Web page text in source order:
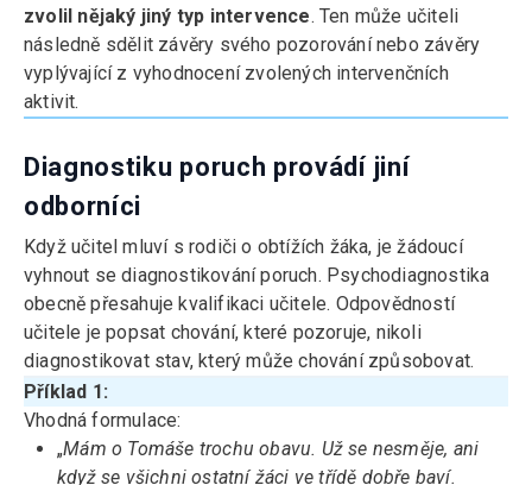
zvolil nějaký jiný typ intervence. Ten může učiteli
následně sdělit závěry svého pozorování nebo závěry
vyplývající z vyhodnocení zvolených intervenčních
aktivit.
Diagnostiku poruch provádí jiní
odborníci
Když učitel mluví s rodiči o obtížích žáka, je žádoucí
vyhnout se diagnostikování poruch. Psychodiagnostika
obecně přesahuje kvalifikaci učitele. Odpovědností
učitele je popsat chování, které pozoruje, nikoli
diagnostikovat stav, který může chování způsobovat.
Příklad 1:
Vhodná formulace:
„Mám o Tomáše trochu obavu. Už se nesměje, ani
když se všichni ostatní žáci ve třídě dobře baví.